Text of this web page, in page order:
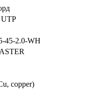
UTP
45-2.0-WH
copper)